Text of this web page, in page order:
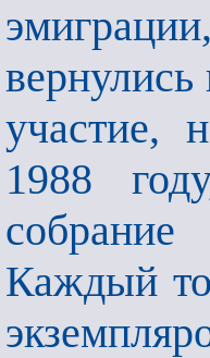
участие,
1988
Каждый